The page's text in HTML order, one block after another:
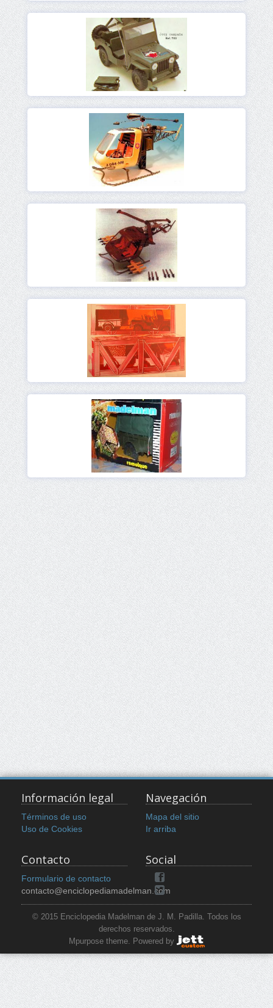
Ver
Ver
Ver
Ver
Ver
Información legal
Términos de uso
Uso de Cookies
Navegación
Mapa del sitio
Ir arriba
Contacto
Formulario de contacto
contacto@enciclopediamadelman.com
Social
© 2015 Enciclopedia Madelman de J. M. Padilla. Todos los
derechos reservados.
Mpurpose theme. Powered by